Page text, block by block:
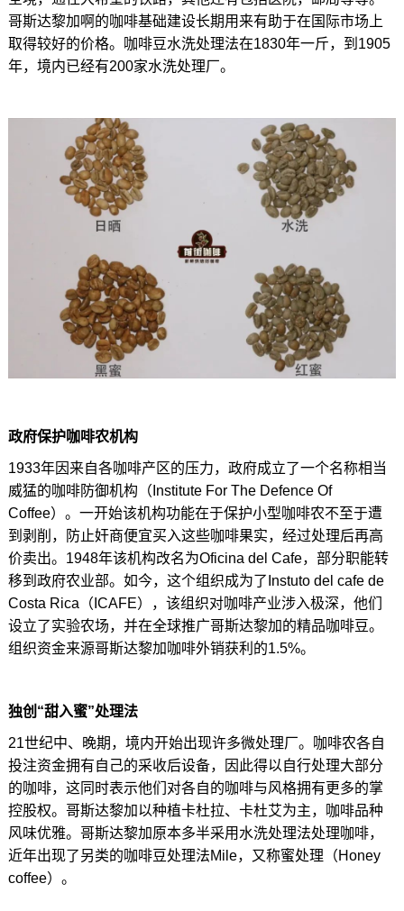
哥斯达黎加啊的咖啡基础建设长期用来有助于在国际市场上
取得较好的价格。咖啡豆水洗处理法在1830年一斤，到1905
年，境内已经有200家水洗处理厂。
政府保护咖啡农机构
1933年因来自各咖啡产区的压力，政府成立了一个名称相当
威猛的咖啡防御机构（Institute For The Defence Of
Coffee）。一开始该机构功能在于保护小型咖啡农不至于遭
到剥削，防止奸商便宜买入这些咖啡果实，经过处理后再高
价卖出。1948年该机构改名为Oficina del Cafe，部分职能转
移到政府农业部。如今，这个组织成为了Instuto del cafe de
Costa Rica（ICAFE），该组织对咖啡产业涉入极深，他们
设立了实验农场，并在全球推广哥斯达黎加的精品咖啡豆。
组织资金来源哥斯达黎加咖啡外销获利的1.5%。
独创“甜入蜜”处理法
21世纪中、晚期，境内开始出现许多微处理厂。咖啡农各自
投注资金拥有自己的采收后设备，因此得以自行处理大部分
的咖啡，这同时表示他们对各自的咖啡与风格拥有更多的掌
控股权。哥斯达黎加以种植卡杜拉、卡杜艾为主，咖啡品种
风味优雅。哥斯达黎加原本多半采用水洗处理法处理咖啡，
近年出现了另类的咖啡豆处理法Mile，又称蜜处理（Honey
coffee）。